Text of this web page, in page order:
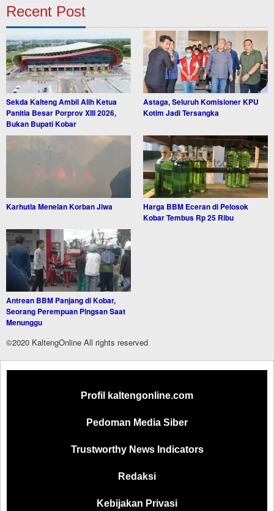
Recent Post
Sekda Kalteng Ambil Alih Ketua
Panitia Besar Porprov XIII 2026,
Bukan Bupati Kobar
Astaga, Seluruh Komisioner KPU
Kotim Jadi Tersangka
Karhutla Menelan Korban Jiwa
Harga BBM Eceran di Pelosok
Kobar Tembus Rp 25 Ribu
Antrean BBM Panjang di Kobar,
Seorang Perempuan Pingsan Saat
Menunggu
©2020 KaltengOnline All rights reserved
Profil kaltengonline.com
Pedoman Media Siber
Trustworthy News Indicators
Redaksi
Kebijakan Privasi